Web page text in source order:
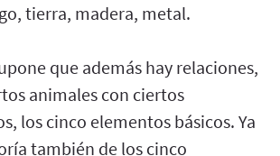
tierra, madera, metal.
que además hay relaciones,
animales con ciertos
los cinco elementos básicos. Ya
también de los cinco